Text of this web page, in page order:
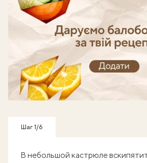
Шаг 1/6
В небольшой кастрюле